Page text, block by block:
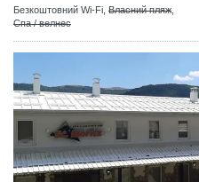
Безкоштовний Wi-Fi, Власний пляж
Спа / велнес